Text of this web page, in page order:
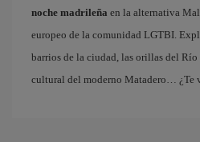
noche madrileña en la alternativa
europeo de la comunidad LGTBI.
barrios de la ciudad, las orillas del Río
cultural del moderno Matadero… ¿Te